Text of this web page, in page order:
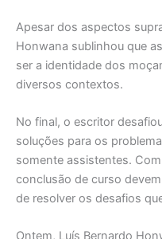
Apesar dos aspectos
Honwana sublinhou que
ser a identidade dos
diversos contextos.
No final, o escritor
soluções para os
somente assistentes.
conclusão de curso
de resolver os desafios
Ontem, Luís Bernardo